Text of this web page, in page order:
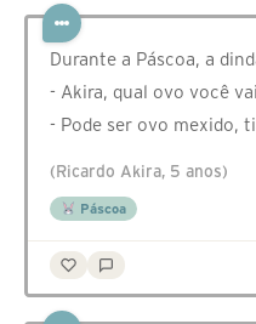
Durante a Páscoa, a
- Akira, qual ovo você
- Pode ser ovo mexido,
(Ricardo Akira, 5 anos)
Páscoa